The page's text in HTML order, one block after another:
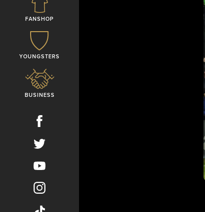
FANSHOP
YOUNGSTERS
BUSINESS